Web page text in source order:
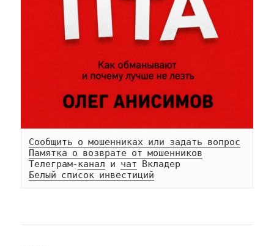
Сообщить о мошенниках или задать вопрос
Памятка о возврате от мошенников
Телеграм-канал и чат
Белый список инвестиций